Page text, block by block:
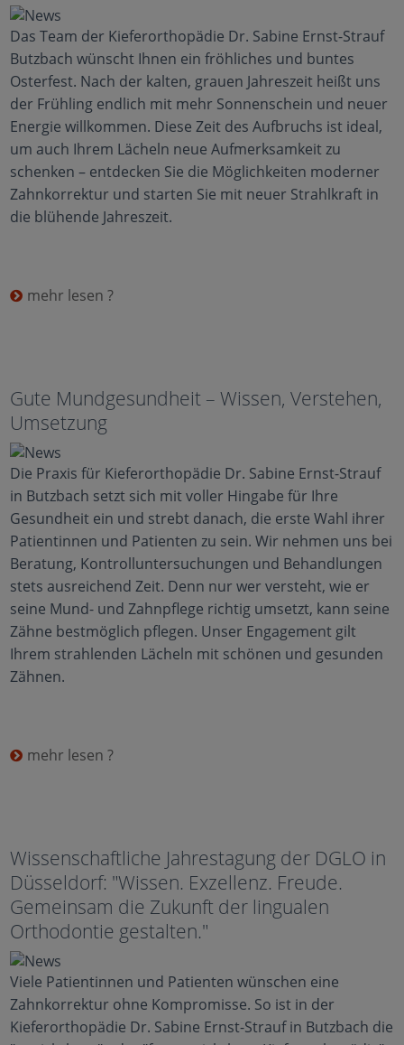
Das Team der Kieferorthopädie Dr. Sabine Ernst-Strauf
Butzbach wünscht Ihnen ein fröhliches und buntes
Osterfest. Nach der kalten, grauen Jahreszeit heißt uns
der Frühling endlich mit mehr Sonnenschein und neuer
Energie willkommen. Diese Zeit des Aufbruchs ist ideal,
um auch Ihrem Lächeln neue Aufmerksamkeit zu
schenken – entdecken Sie die Möglichkeiten moderner
Zahnkorrektur und starten Sie mit neuer Strahlkraft in
die blühende Jahreszeit.
mehr lesen ?
Gute Mundgesundheit – Wissen, Verstehen,
Umsetzung
Die Praxis für Kieferorthopädie Dr. Sabine Ernst-Strauf
in Butzbach setzt sich mit voller Hingabe für Ihre
Gesundheit ein und strebt danach, die erste Wahl ihrer
Patientinnen und Patienten zu sein. Wir nehmen uns bei
Beratung, Kontrolluntersuchungen und Behandlungen
stets ausreichend Zeit. Denn nur wer versteht, wie er
seine Mund- und Zahnpflege richtig umsetzt, kann seine
Zähne bestmöglich pflegen. Unser Engagement gilt
Ihrem strahlenden Lächeln mit schönen und gesunden
Zähnen.
mehr lesen ?
Wissenschaftliche Jahrestagung der DGLO in
Düsseldorf: "Wissen. Exzellenz. Freude.
Gemeinsam die Zukunft der lingualen
Orthodontie gestalten."
Viele Patientinnen und Patienten wünschen eine
Zahnkorrektur ohne Kompromisse. So ist in der
Kieferorthopädie Dr. Sabine Ernst-Strauf in Butzbach die